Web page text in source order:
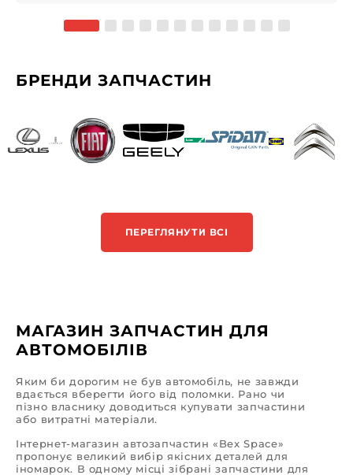
БРЕНДИ ЗАПЧАСТИН
ПЕРЕГЛЯНУТИ ВСІ
МАГАЗИН ЗАПЧАСТИН ДЛЯ
АВТОМОБІЛІВ
Яким би дорогим не був автомобіль, не завжди
вдається вберегти його від поломки. Рано чи
пізно власнику доводиться купувати запчастини
або витратні матеріали.
Інтернет-магазин автозапчастин «Bex Space»
пропонує великий вибір якісних деталей для
іномарок. В одному місці зібрані запчастини для